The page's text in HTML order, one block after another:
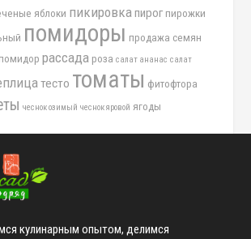
яблоки пикировкапирог пирожки
помидоры продажа семян
рассада роза салат ананас салат
тесто томаты фитофтора
чеснок озимый чеснок яровой ягоды
кулинарным опытом, делимся